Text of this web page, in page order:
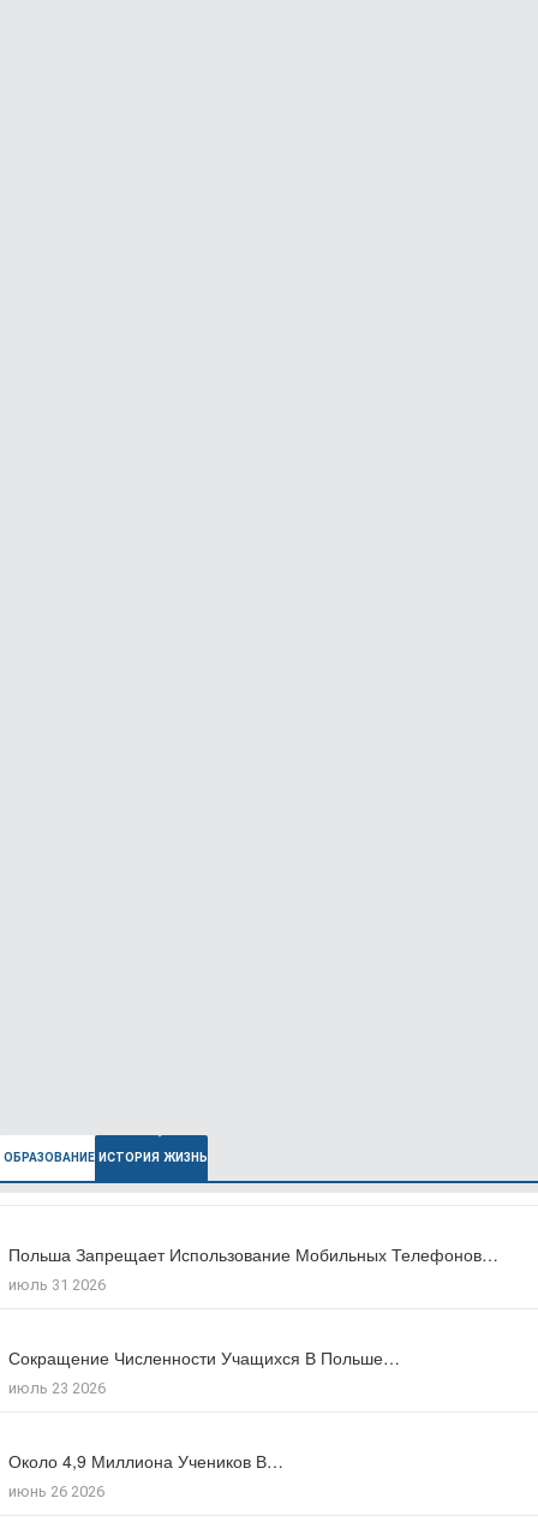
ОБРАЗОВАНИЕ ИСТОРИЯ ЖИЗНЬ
Польша Запрещает Использование Мобильных Телефонов…
июль 31 2026
Сокращение Численности Учащихся В Польше…
июль 23 2026
Около 4,9 Миллиона Учеников В…
июнь 26 2026
В Польше Выросла Ожидаемая Продолжительность…
июль 27 2026
Число Зарегистрированных Преступлений На Почве…
июль 17 2026
Большинство Поляков Поддерживают Сокращение Рабочего…
июль 09 2026